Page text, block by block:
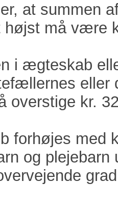
at summen
højst må være
i ægteskab
eller
overstige kr.
forhøjes med
og